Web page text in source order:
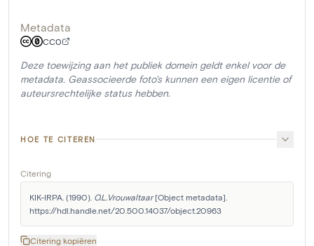
Metadata
CC0
Deze toewijzing aan het publiek domein geldt enkel voor de
metadata. Geassocieerde foto's kunnen een eigen licentie of
auteursrechtelijke status hebben.
HOE TE CITEREN
Citering
KIK-IRPA. (1990). O.L.Vrouwaltaar [Object metadata].
https://hdl.handle.net/20.500.14037/object.20963
Citering kopiëren